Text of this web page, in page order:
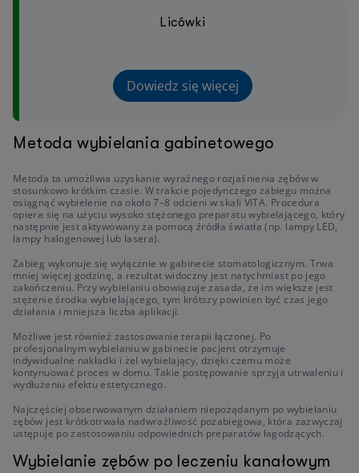
Licówki
Dowiedz się więcej
Metoda wybielania gabinetowego
Metoda ta umożliwia uzyskanie wyraźnego rozjaśnienia zębów w
stosunkowo krótkim czasie. W trakcie pojedynczego zabiegu można
osiągnąć wybielenie na około 7–8 odcieni w skali VITA. Procedura
opiera się na użyciu wysoko stężonego preparatu wybielającego, który
następnie jest aktywowany za pomocą źródła światła (np. lampy LED,
lampy halogenowej lub lasera).
Zabieg wykonuje się wyłącznie w gabinecie stomatologicznym. Trwa
mniej więcej godzinę, a rezultat widoczny jest natychmiast po jego
zakończeniu. Przy wybielaniu obowiązuje zasada, że im większe jest
stężenie środka wybielającego, tym krótszy powinien być czas jego
działania i mniejsza liczba aplikacji.
Możliwe jest również zastosowanie terapii łączonej. Po
profesjonalnym wybielaniu w gabinecie pacjent otrzymuje
indywidualne nakładki i żel wybielający, dzięki czemu może
kontynuować proces w domu. Takie postępowanie sprzyja utrwaleniu i
wydłużeniu efektu estetycznego.
Najczęściej obserwowanym działaniem niepożądanym po wybielaniu
zębów jest krótkotrwała nadwrażliwość pozabiegowa, która zazwyczaj
ustępuje po zastosowaniu odpowiednich preparatów łagodzących.
Wybielanie zębów po leczeniu kanałowym